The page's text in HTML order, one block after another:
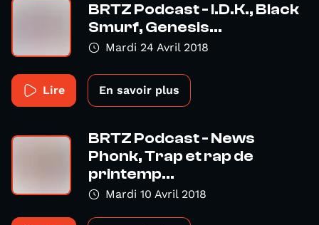
BRTZ Podcast - I.D.K., Black
Smurf, Genesis...
Mardi 24 Avril 2018
Lire En savoir plus
BRTZ Podcast - News
Phonk, Trap et rap de
printemp...
Mardi 10 Avril 2018